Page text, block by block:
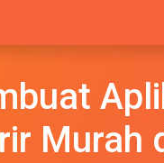
Murah